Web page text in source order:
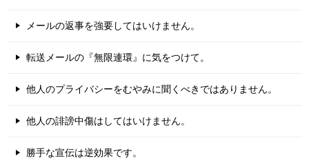
メールの返事を強要してはいけません。
転送メールの『無限連環』に気をつけて。
他人のプライバシーをむやみに聞くべきではありません。
他人の誹謗中傷はしてはいけません。
勝手な宣伝は逆効果です。